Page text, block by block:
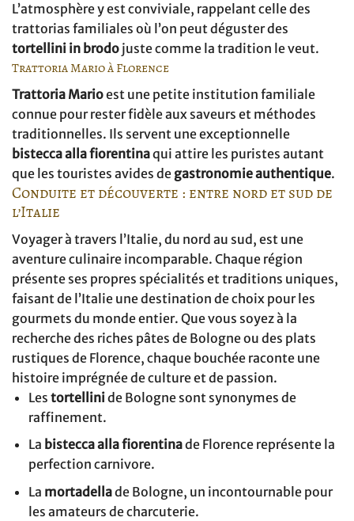
L’atmosphère y est conviviale, rappelant celle des
trattorias familiales où l’on peut déguster des
tortellini in brodo juste comme la tradition le veut.
Trattoria Mario à Florence
Trattoria Marioest une petite institution familiale
connue pour rester fidèle aux saveurs et méthodes
traditionnelles. Ils servent une exceptionnelle
bistecca alla fiorentinaqui attire les puristes autant
que les touristes avides de gastronomie authentique.
Conduite et découverte : entre nord et sud de
l’Italie
Voyager à travers l’Italie, du nord au sud, est une
aventure culinaire incomparable. Chaque région
présente ses propres spécialités et traditions uniques,
faisant de l’Italie une destination de choix pour les
gourmets du monde entier. Que vous soyez à la
recherche des riches pâtes de Bologne ou des plats
rustiques de Florence, chaque bouchée raconte une
histoire imprégnée de culture et de passion.
Les tortellinide Bologne sont synonymes de
raffinement.
La bistecca alla fiorentinade Florence représente la
perfection carnivore.
La mortadellade Bologne, un incontournable pour
les amateurs de charcuterie.